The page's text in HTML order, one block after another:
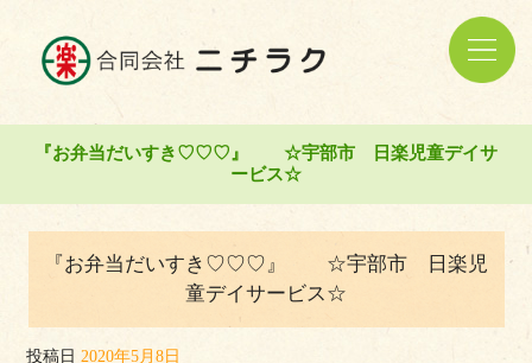
『お弁当だいすき♡♡♡』 ☆宇部市 日楽児童デイサ
ービス☆
『お弁当だいすき♡♡♡』 ☆宇部市 日楽児
童デイサービス☆
投稿日 2020年5月8日